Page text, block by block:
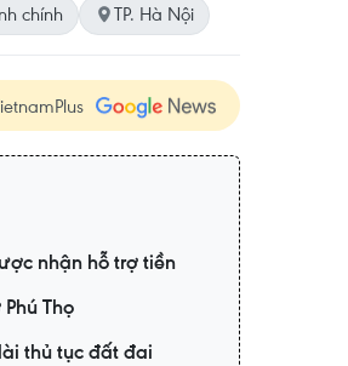
chính TP. Hà Nội
nhận hỗ trợ tiền
Thọ
thủ tục đất đai